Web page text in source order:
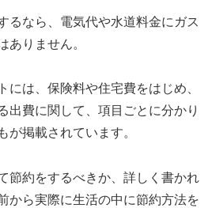
るなら、電気代や水道料金にガス
ありません。
には、保険料や住宅費をはじめ、
出費に関して、項目ごとに分かり
が掲載されています。
節約をするべきか、詳しく書かれ
から実際に生活の中に節約方法を